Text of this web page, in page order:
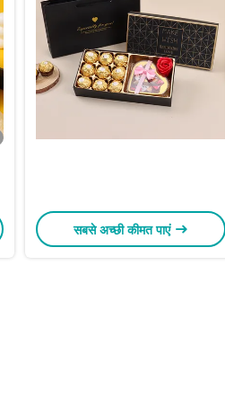
सबसे अच्छी कीमत पाएं